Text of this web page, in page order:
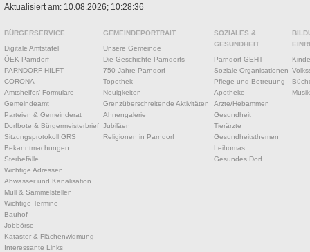
Aktualisiert am: 10.08.2026; 10:28:36
BÜRGERSERVICE
Digitale Amtstafel
ÖEK Parndorf
PARNDORF HILFT
CORONA
Amtshelfer/ Formulare
Gemeindeamt
Parteien & Gemeinderat
Dorfbote & Bürgermeisterbrief
Sitzungsprotokoll GRS
Bekanntmachungen
Sterbefälle
Wichtige Adressen
Abwasser und Kanalisation
Müll & Sammelstellen
Wichtige Termine
Bauhof
Jobbörse
Kataster & Flächenwidmung
Interessante Links
GEMEINDEPORTRAIT
Unsere Gemeinde
Die Geschichte Parndorfs
750 Jahre Parndorf
Topothek
Neuigkeiten
Grenzüberschreitende Aktivitäten
Ahnengalerie
Jubiläen
Religionen in Parndorf
SOZIALES &
GESUNDHEIT
Parndorf GEHT
Soziale Organisationen
Pflege und Betreuung
Apotheke
Ärzte/Hebammen
Gesundheit
Tierärzte
Gesundheitsthemen
Leihomas
Gesundes Dorf